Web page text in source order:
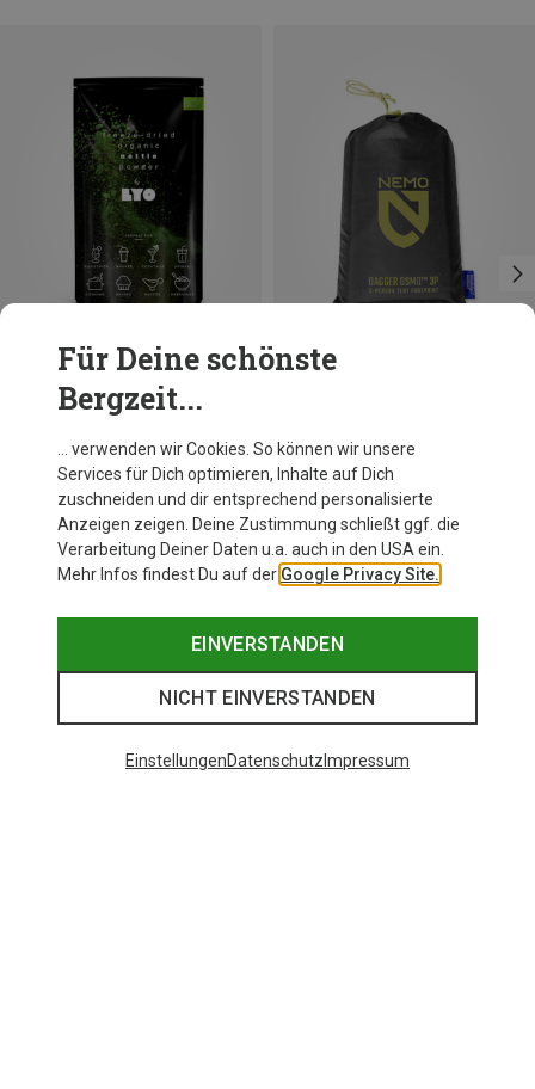
Du sparst 10%
Für Deine schönste
Bergzeit...
… verwenden wir Cookies. So können wir unsere
Services für Dich optimieren, Inhalte auf Dich
zuschneiden und dir entsprechend personalisierte
Anzeigen zeigen. Deine Zustimmung schließt ggf. die
Verarbeitung Deiner Daten u.a. auch in den USA ein.
Mehr Infos findest Du auf der Google Privacy Site.
EINVERSTANDEN
NICHT EINVERSTANDEN
EinstellungenDatenschutz Impressum